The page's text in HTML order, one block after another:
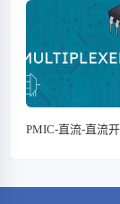
PMIC-直流-直流